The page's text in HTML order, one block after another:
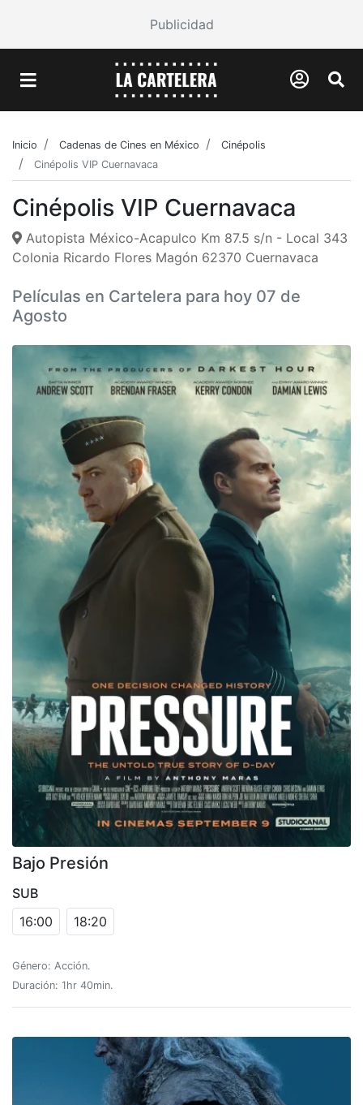
Publicidad
Inicio Cadenas de Cines en México
Cinépolis
Cinépolis VIP Cuernavaca
Cinépolis VIP Cuernavaca
Autopista México-Acapulco Km 87.5 s/n - Local 343
Colonia Ricardo Flores Magón 62370 Cuernavaca
Películas en Cartelera para hoy 07 de
Agosto
Bajo Presión
SUB
16:00
18:20
Género: Acción.
Duración: 1hr 40min.